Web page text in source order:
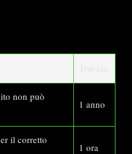
non può
1 anno
il corretto
1 ora